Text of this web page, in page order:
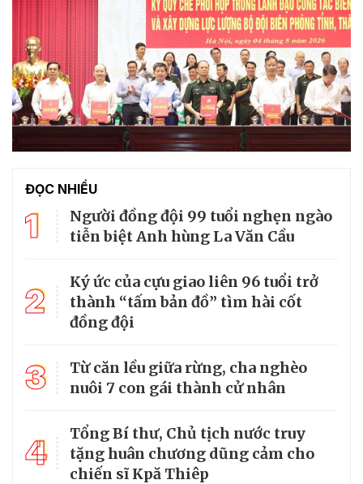
ĐỌC NHIỀU
1
Người đồng đội 99 tuổi nghẹn ngào
tiễn biệt Anh hùng La Văn Cầu
2
Ký ức của cựu giao liên 96 tuổi trở
thành “tấm bản đồ” tìm hài cốt
đồng đội
3
Từ căn lều giữa rừng, cha nghèo
nuôi 7 con gái thành cử nhân
4
Tổng Bí thư, Chủ tịch nước truy
tặng huân chương dũng cảm cho
chiến sĩ Kpă Thiêp